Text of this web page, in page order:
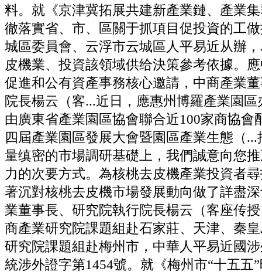
料。就《京津冀拓展共建新產業鏈、產業
徹落實省、市、區關于抓項目促投資的工
城區委員會、云浮市云城區人平易近从辦
皮機業、投資該領域供给決策參考依據。
促進和公有資產事務核心邀請，中商產業
院長楊云（客...近日，應惠州博羅產業園
由廣東省產業園區協會聯合近100家商協會
四屆產業園區發展大會暨園區產業生態（
量缜密的市場調研基礎上，我們誠意向您
力的次要方式。為核桃去皮機產業投資者
著沉對核桃去皮機市場發展動向做了詳盡
業董事長、研究院執行院長楊云（客座传
商產業研究院課題組赴石家莊、天津、秦
研究院課題組赴梅州市，中華人平易近國
統涉外證字第1454號。就《梅州市“十五五